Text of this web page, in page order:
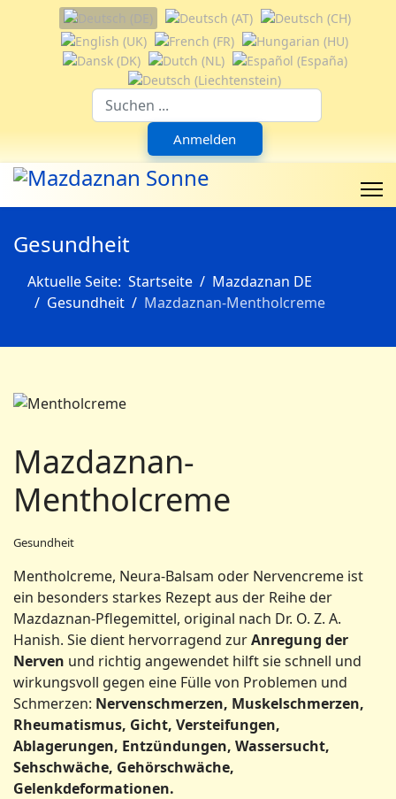
Sprache auswählen
Anmelden
Gesundheit
Aktuelle Seite: Startseite
Mazdaznan DE
Gesundheit
Mazdaznan-Mentholcreme
Mazdaznan-
Mentholcreme
Gesundheit
Mentholcreme, Neura-Balsam oder Nervencreme ist
ein besonders starkes Rezept aus der Reihe der
Mazdaznan-Pflegemittel, original nach Dr. O. Z. A.
Hanish. Sie dient hervorragend zurAnregung der
Nerven und richtig angewendet hilft sie schnell und
wirkungsvoll gegen eine Fülle von Problemen und
Schmerzen: Nervenschmerzen, Muskelschmerzen,
Rheumatismus, Gicht, Versteifungen,
Ablagerungen, Entzündungen, Wassersucht,
Sehschwäche, Gehörschwäche,
Gelenkdeformationen.